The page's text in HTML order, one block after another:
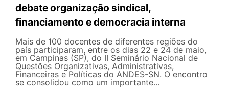
debate organização sindical,
financiamento e democracia interna
Mais de 100 docentes de diferentes regiões do
país participaram, entre os dias 22 e 24 de maio,
em Campinas (SP), do II Seminário Nacional de
Questões Organizativas, Administrativas,
Financeiras e Políticas do ANDES-SN. O encontro
se consolidou como um importante...